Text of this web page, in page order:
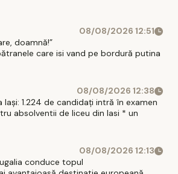
08/08/2026 12:51
doamnă!”
care isi vand pe bordură putina
08/08/2026 12:38
1.224 de candidați intră în examen
absolventii de liceu din Iasi * un
08/08/2026 12:13
conduce topul